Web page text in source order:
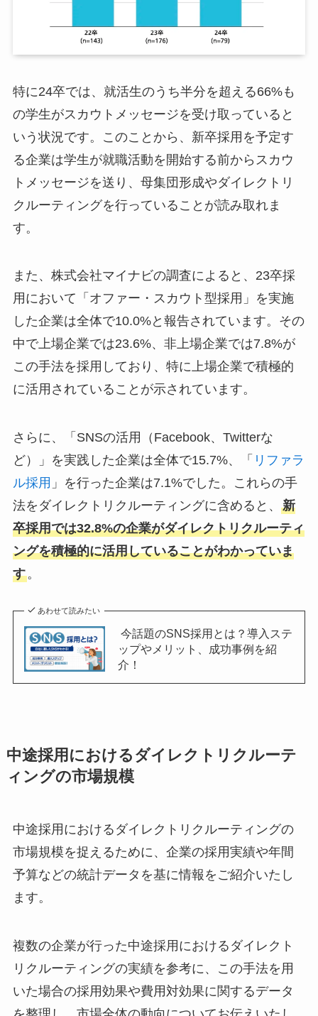
特に24卒では、就活生のうち半分を超える66%も
の学生がスカウトメッセージを受け取っていると
いう状況です。このことから、新卒採用を予定す
る企業は学生が就職活動を開始する前からスカウ
トメッセージを送り、母集団形成やダイレクトリ
クルーティングを行っていることが読み取れま
す。
また、株式会社マイナビの調査によると、23卒採
用において「オファー・スカウト型採用」を実施
した企業は全体で10.0%と報告されています。その
中で上場企業では23.6%、非上場企業では7.8%が
この手法を採用しており、特に上場企業で積極的
に活用されていることが示されています。
さらに、「SNSの活用（Facebook、Twitterな
ど）」を実践した企業は全体で15.7%、「 リファラ
ル採用 」を行った企業は7.1%でした。これらの手
法をダイレクトリクルーティングに含めると、 新
卒採用では32.8%の企業がダイレクトリクルーティ
ングを積極的に活用していることがわかっていま
す。
あわせて読みたい
今話題のSNS採用とは？導入ステ
ップやメリット、成功事例を紹
介！
中途採用におけるダイレクトリクルーテ
ィングの市場規模
中途採用におけるダイレクトリクルーティングの
市場規模を捉えるために、企業の採用実績や年間
予算などの統計データを基に情報をご紹介いたし
ます。
複数の企業が行った中途採用におけるダイレクト
リクルーティングの実績を参考に、この手法を用
いた場合の採用効果や費用対効果に関するデータ